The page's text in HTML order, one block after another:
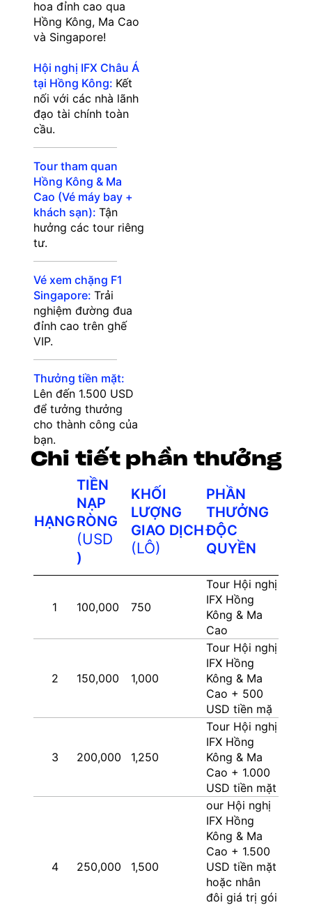
hoa đỉnh cao qua
Hồng Kông, Ma Cao
và Singapore!
Hội nghị IFX Châu Á
tại Hồng Kông: Kết
nối với các nhà lãnh
đạo tài chính toàn
cầu.
Tour tham quan
Hồng Kông & Ma
Cao (Vé máy bay +
khách sạn): Tận
hưởng các tour riêng
tư.
Vé xem chặng F1
Singapore: Trải
nghiệm đường đua
đỉnh cao trên ghế
VIP.
Thưởng tiền mặt:
Lên đến 1.500 USD
để tưởng thưởng
cho thành công của
bạn.
Chi tiết phần thưởng
HẠNG
TIỀN
NẠP
RÒNG
(USD
)
KHỐI
LƯỢNG
GIAO DỊCH
(LÔ)
PHẦN
THƯỞNG
ĐỘC
QUYỀN
1 100,000 750
Tour Hội nghị
IFX Hồng
Kông & Ma
Cao
2 150,000 1,000
Tour Hội nghị
IFX Hồng
Kông & Ma
Cao + 500
USD tiền mặ
3 200,000 1,250
Tour Hội nghị
IFX Hồng
Kông & Ma
Cao + 1.000
USD tiền mặt
4 250,000 1,500
our Hội nghị
IFX Hồng
Kông & Ma
Cao + 1.500
USD tiền mặt
hoặc nhân
đôi giá trị gói